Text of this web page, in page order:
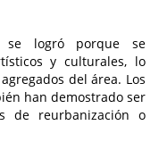
se logró porque se
y culturales, lo
del área. Los
han demostrado ser
de reurbanización o